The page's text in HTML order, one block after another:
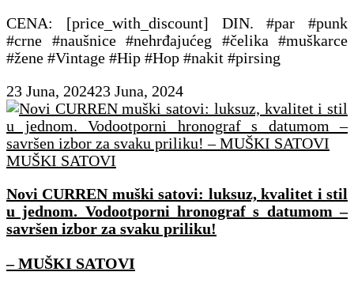
CENA: [price_with_discount] DIN. #par #punk
#crne #naušnice #nehrđajućeg #čelika #muškarce
#žene #Vintage #Hip #Hop #nakit #pirsing
23 Juna, 202423 Juna, 2024
MUŠKI SATOVI
Novi CURREN muški satovi: luksuz, kvalitet i stil
u jednom. Vodootporni hronograf s datumom –
savršen izbor za svaku priliku!
– MUŠKI SATOVI